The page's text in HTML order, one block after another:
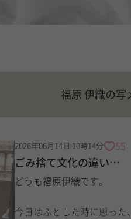
福原 伊織の写
2026年06月14日 10時14分 55
ごみ捨て文化の違い…
どうも福原伊織です。
今日はふとした時に思った